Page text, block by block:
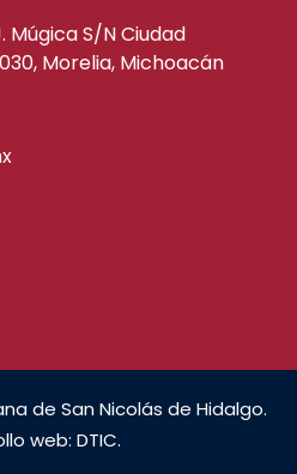
Múgica S/N Ciudad
Morelia, Michoacán
de San Nicolás de Hidalgo.
web: DTIC.